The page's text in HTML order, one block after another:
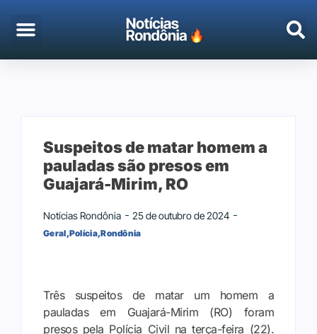
Suspeitos de matar homem a
pauladas são presos em
Guajará-Mirim, RO
Notícias Rondônia 25 de outubro de 2024
Geral,Polícia,Rondônia
Três suspeitos de matar um homem a
pauladas em Guajará-Mirim (RO) foram
presos pela Polícia Civil na terça-feira (22).